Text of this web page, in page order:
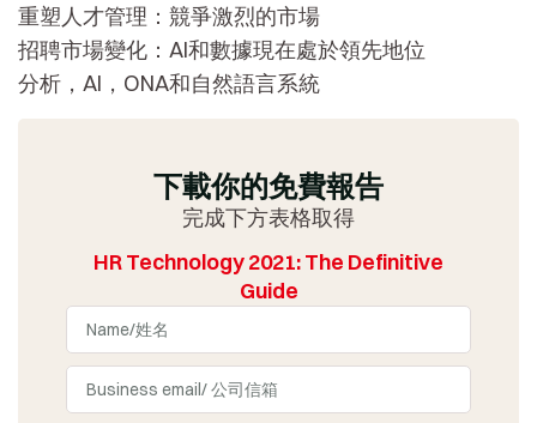
重塑人才管理：競爭激烈的市場
招聘市場變化：AI和數據現在處於領先地位
分析，AI，ONA和自然語言系統
下載你的免費報告
完成下方表格取得
HR Technology 2021: The Definitive
Guide